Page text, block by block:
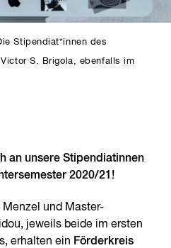
Stipendiat*innen des
S. Brigola, ebenfalls im
an unsere Stipendiatinnen
2020/21!
und Master-
jeweils beide im ersten
erhalten ein Förderkreis